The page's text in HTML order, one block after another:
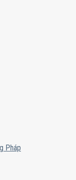
Pháp